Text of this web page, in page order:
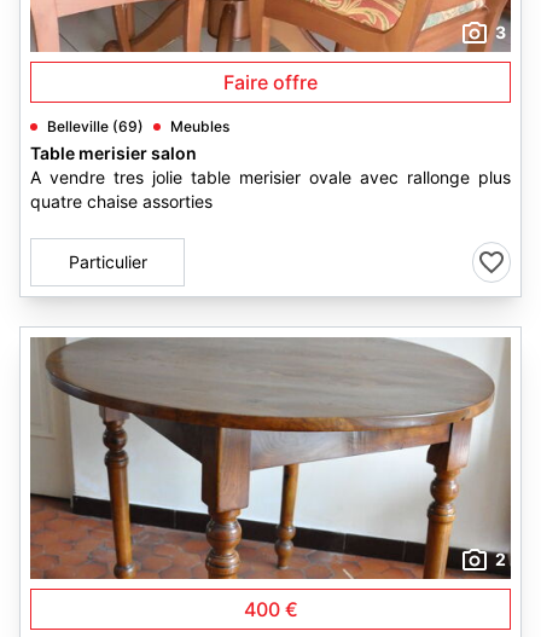
3
Faire offre
Belleville (69) Meubles
Table merisier salon
A vendre tres jolie table merisier ovale avec rallonge plus
quatre chaise assorties
Particulier
2
400 €